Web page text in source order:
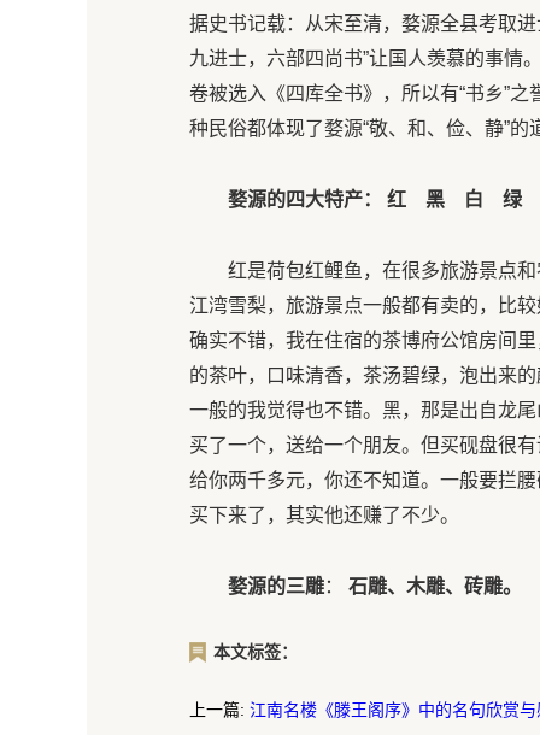
据史书记载：从宋至清，婺源全县考取
九进士，六部四尚书”让国人羡慕的事情
卷被选入《四库全书》，所以有“书乡”
种民俗都体现了婺源“敬、和、俭、静”的
婺源的四大特产： 红 黑 白 绿
红是荷包红鲤鱼，在很多旅游景点
江湾雪梨，旅游景点一般都有卖的，比
确实不错，我在住宿的茶博府公馆房间
的茶叶，口味清香，茶汤碧绿，泡出来
一般的我觉得也不错。黑，那是出自龙
买了一个，送给一个朋友。但买砚盘很
给你两千多元，你还不知道。一般要拦
买下来了，其实他还赚了不少。
婺源的三雕： 石雕、木雕、砖雕。
本文标签：
上一篇: 江南名楼《滕王阁序》中的名句欣赏